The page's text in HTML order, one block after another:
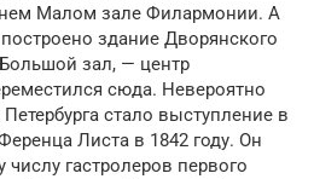
Малом зале Филармонии. А
здание Дворянского
зал, — центр
сюда. Невероятно
стало выступление в
Листа в 1842 году. Он
числу гастролеров первого